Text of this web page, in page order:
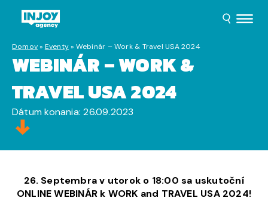
Domov» Eventy» Webinár – Work & Travel USA 2024
WEBINÁR – WORK &
TRAVEL USA 2024
Dátum konania: 26.09.2023
26. Septembra v utorok o 18:00 sa uskutoční
ONLINE WEBINÁR k WORK and TRAVEL USA 2024!